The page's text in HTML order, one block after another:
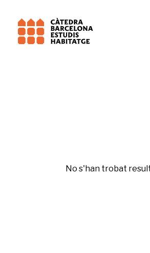
No s'han trobat